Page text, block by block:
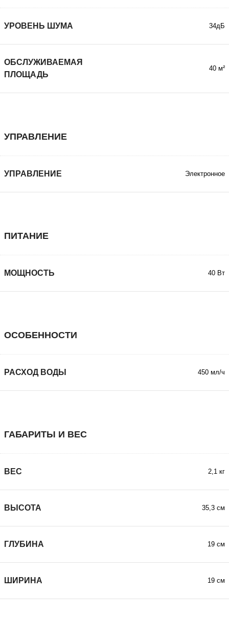
УРОВЕНЬ ШУМА 34дБ
ОБСЛУЖИВАЕМАЯ
ПЛОЩАДЬ
40 м²
УПРАВЛЕНИЕ
УПРАВЛЕНИЕ Электронное
ПИТАНИЕ
МОЩНОСТЬ 40 Вт
ОСОБЕННОСТИ
РАСХОД ВОДЫ 450 мл/ч
ГАБАРИТЫ И ВЕС
ВЕС 2,1 кг
ВЫСОТА 35,3 см
ГЛУБИНА 19 см
ШИРИНА 19 см